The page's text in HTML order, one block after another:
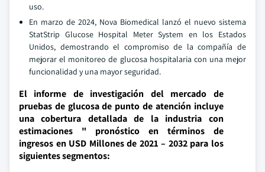
uso.
En marzo de 2024, Nova Biomedical lanzó el nuevo sistema
StatStrip Glucose Hospital Meter System en los Estados
Unidos, demostrando el compromiso de la compañía de
mejorar el monitoreo de glucosa hospitalaria con una mejor
funcionalidad y una mayor seguridad.
El informe de investigación del mercado de
pruebas de glucosa de punto de atención incluye
una cobertura detallada de la industria con
estimaciones " pronóstico en términos de
ingresos en USD Millones de 2021 – 2032 para los
siguientes segmentos: